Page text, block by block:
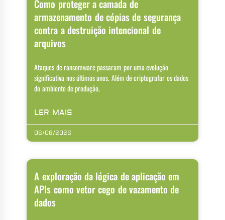
Como proteger a camada de
armazenamento de cópias de segurança
contra a destruição intencional de
arquivos
Ataques de ransomware passaram por uma evolução
significativa nos últimos anos. Além de criptografar os dados
do ambiente de produção,
LER MAIS
06/08/2026
A exploração da lógica de aplicação em
APIs como vetor cego de vazamento de
dados